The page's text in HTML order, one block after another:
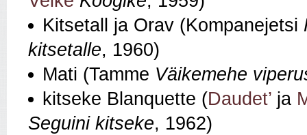
Kitsetall ja Orav (Kompanejetsi
kitsetalle, 1960)
Mati (Tamme Väikemehe
kitseke Blanquette (Daudet’ ja
Seguini kitseke, 1962)